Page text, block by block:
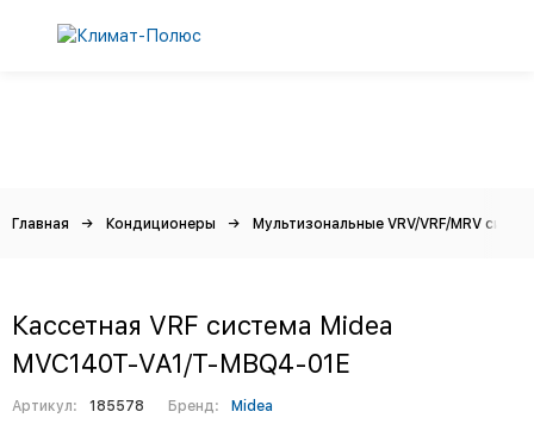
Главная Кондиционеры Мультизональные VRV/VRF/MRV
Кассетная VRF система Midea
MVC140T-VA1/T-MBQ4-01E
Артикул: 185578 Бренд: Midea